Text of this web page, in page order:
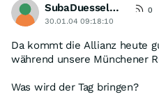
SubaDuesseldorf
0
30.01.04 09:18:10
Da kommt die Allianz heute
während unsere Münchener
Was wird der Tag bringen?